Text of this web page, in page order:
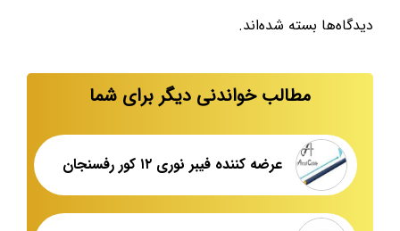
دیدگاه‌ها بسته شده‌اند.
مطالب خواندنی دیگر برای شما
عرضه کننده فیبر نوری ۱۲ کور رفسنجان